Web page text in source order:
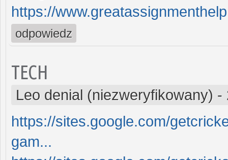
https://
odpowiedz
TECH
Leo denial (niezweryfikowany) -
https://sites.google.com/
gam...